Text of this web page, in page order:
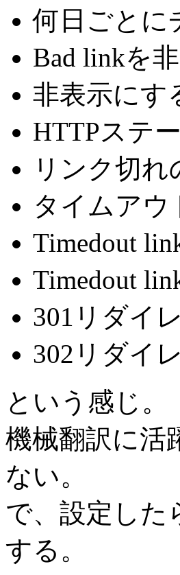
何日ごとに
Bad linkを
非表示にす
HTTPステ
リンク切
タイムアウ
Timedout
Timedout
301リダイ
302リダイ
という感じ。
機械翻訳に活
ない。
で、設定した
する。